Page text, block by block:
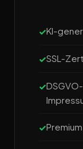
KI-
SSL-